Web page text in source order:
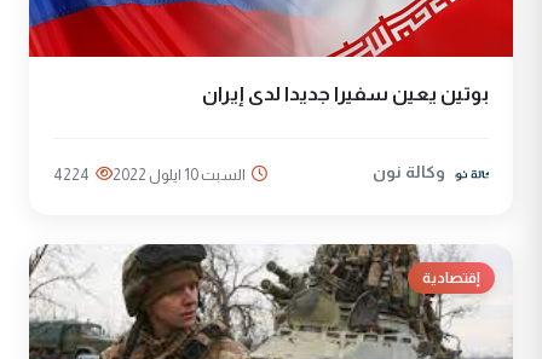
بوتين يعين سفيرا جديدا لدى إيران
وكالة نون السبت 10 ايلول 2022 4224
إقتصادية